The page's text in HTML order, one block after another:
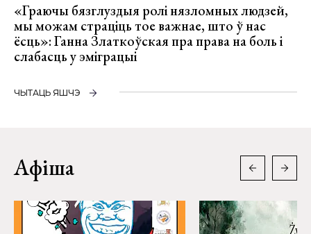
«Граючы бязглуздыя ролі нязломных людзей,
мы можам страціць тое важнае, што ў нас
ёсць»: Ганна Златкоўская пра права на боль і
слабасць у эміграцыі
ЧЫТАЦЬ ЯШЧЭ
Афіша